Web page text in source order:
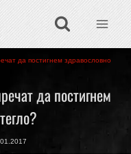
да постигнем здравословно
да постигнем